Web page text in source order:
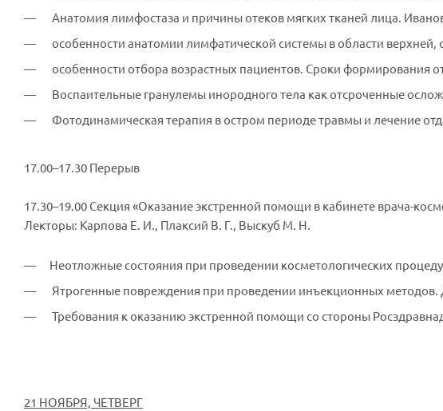
Анатомия лимфостаза и причины отеков мягких тканей лица.
особенности анатомии лимфатической системы в области верхней,
особенности отбора возрастных пациентов. Сроки формирования
Воспаительные гранулемы инородного тела как отсроченные
Фотодинамическая терапия в остром периоде травмы и лечение
17.00–17.30 Перерыв
17.30–19.00 Секция «Оказание экстренной помощи в кабинете врача-
Лекторы: Карпова Е. И., Плаксий В. Г., Выскуб М. Н.
Неотложные состояния при проведении косметологических
Ятрогенные повреждения при проведении инъекционных методов.
Требования к оказанию экстренной помощи со стороны
21 НОЯБРЯ, ЧЕТВЕРГ